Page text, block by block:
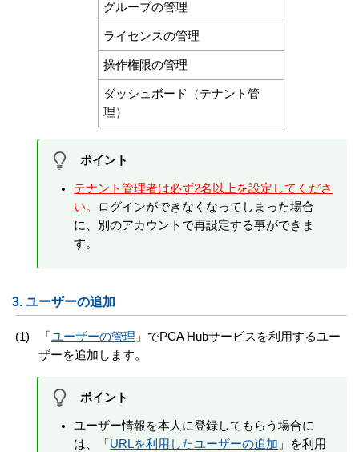
グループの管理
ライセンスの管理
操作権限の管理
ダッシュボード（テナント管
理）
ポイント
テナント管理者は必ず2名以上を設定してくださ
い。
ログインができなくなってしまった場合
に、別のアカウントで再設定する事ができま
す。
3. ユーザーの追加
(1) 「ユーザーの管理 」 でPCA Hubサービス を利用するユー
ザーを追加します。
ポイント
ユーザー情報を本人に登録してもらう場合に
は、
「 URLを利用したユーザーの追加 」
を利用